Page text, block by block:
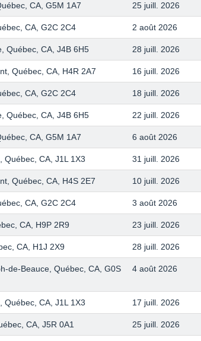
CA, G5M 1A7 25 juill. 2026
CA, G2C 2C4 2 août 2026
Québec, CA, J4B 6H5 28 juill. 2026
Québec, CA, H4R 2A7 16 juill. 2026
CA, G2C 2C4 18 juill. 2026
Québec, CA, J4B 6H5 22 juill. 2026
CA, G5M 1A7 6 août 2026
Québec, CA, J1L 1X3 31 juill. 2026
Québec, CA, H4S 2E7 10 juill. 2026
CA, G2C 2C4 3 août 2026
CA, H9P 2R9 23 juill. 2026
CA, H1J 2X9 28 juill. 2026
de-Beauce, Québec, CA, G0S
4 août 2026
Québec, CA, J1L 1X3 17 juill. 2026
CA, J5R 0A1 25 juill. 2026